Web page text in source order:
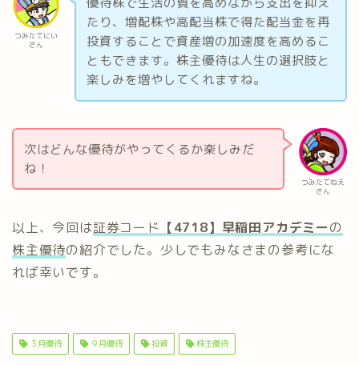
つみたてにい
さん
たり、増配株や高配当株で得た配当金を再
投資することで資産増の加速度を高めるこ
ともできます。株主優待は人生の選択肢と
楽しみを増やしてくれますね。
つみたてねえ
さん
次はどんな優待がやってくるか楽しみだ
ね！
以上、今回は証券コード 【4718】 早稲田アカデミーの
株主優待の紹介でした。少しでもみなさまの参考にな
れば幸いです。
３月優待 ９月優待 投資 株主優待